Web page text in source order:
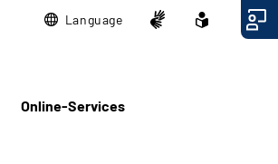
Language
Online-Services